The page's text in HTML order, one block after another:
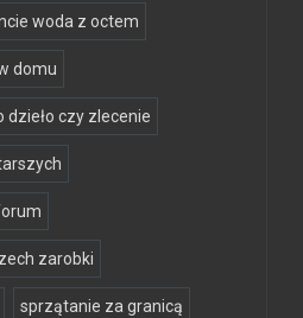
woda z octem
domu
czy zlecenie
zarobki
sprzątanie za granicą